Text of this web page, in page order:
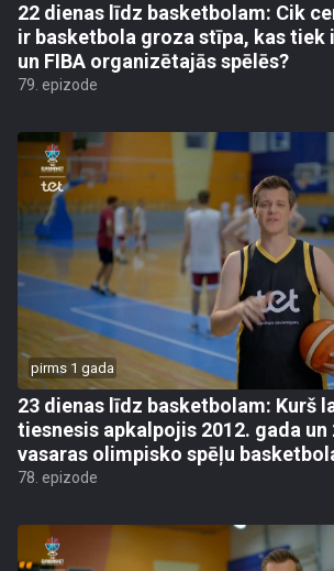
22 dienas līdz basketbolam: Cik
ir basketbola groza stīpa, kas tiek
un FIBA organizētajās spēlēs?
79. epizode
pirms 1 gada
23 dienas līdz basketbolam: Kurš
tiesnesis apkalpojis 2012. gada un
vasaras olimpisko spēļu
78. epizode